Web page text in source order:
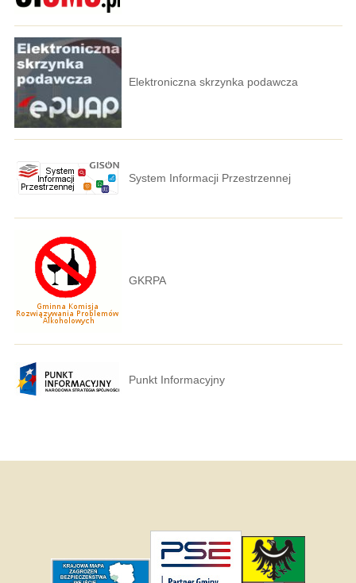
Elektroniczna skrzynka podawcza
System Informacji Przestrzennej
GKRPA
Punkt Informacyjny